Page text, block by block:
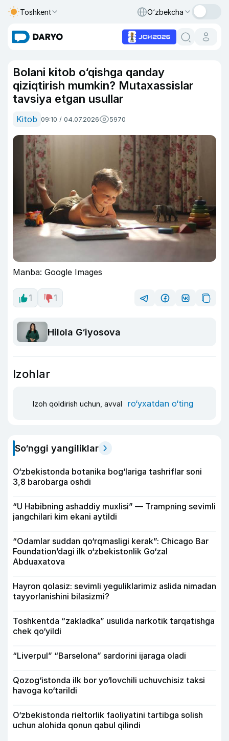
Toshkent O‘zbekcha
Bolani kitob o‘qishga qanday
qiziqtirish mumkin? Mutaxassislar
tavsiya etgan usullar
Kitob 09:10 / 04.07.2026 5970
Manba: Google Images
1 1
Hilola G‘iyosova
Izohlar
Izoh qoldirish uchun, avval ro‘yxatdan o‘ting
So‘nggi yangiliklar
O‘zbekistonda botanika bog‘lariga tashriflar soni
3,8 barobarga oshdi
“U Habibning ashaddiy muxlisi” — Trampning sevimli
jangchilari kim ekani aytildi
“Odamlar suddan qo‘rqmasligi kerak”: Chicago Bar
Foundation’dagi ilk o‘zbekistonlik Go‘zal
Abduaxatova
Hayron qolasiz: sevimli yeguliklarimiz aslida nimadan
tayyorlanishini bilasizmi?
Toshkentda “zakladka” usulida narkotik tarqatishga
chek qo‘yildi
“Liverpul” “Barselona” sardorini ijaraga oladi
Qozog‘istonda ilk bor yo‘lovchili uchuvchisiz taksi
havoga ko‘tarildi
O‘zbekistonda rieltorlik faoliyatini tartibga solish
uchun alohida qonun qabul qilindi